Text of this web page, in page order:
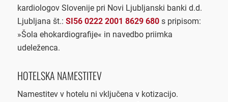
kardiologov Slovenije pri Novi Ljubljanski banki d.d.
Ljubljana št.: SI56 0222 2001 8629 680s pripisom:
»Šola ehokardiografije« in navedbo priimka
udeleženca.
HOTELSKA NAMESTITEV
Namestitev v hotelu ni vključena v kotizacijo.